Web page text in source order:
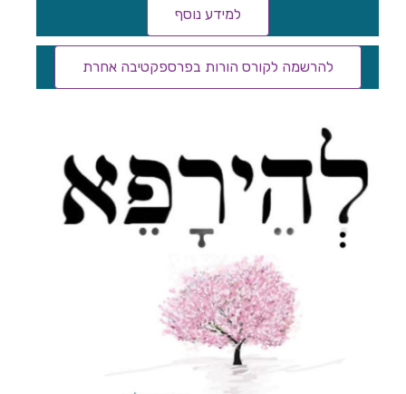
למידע נוסף
להרשמה לקורס הורות בפרספקטיבה אחרת